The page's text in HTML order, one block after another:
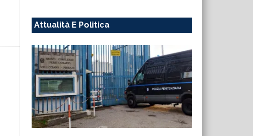
Attualità E Politica